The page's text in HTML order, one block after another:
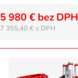
7 355,40 €
5 980 € bez DPH